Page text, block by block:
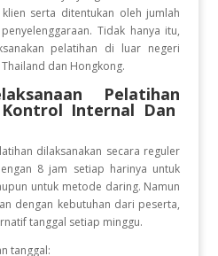
serta ditentukan oleh jumlah
Tidak hanya itu,
pelatihan di luar negeri
dan Hongkong.
Pelatihan
Internal Dan
dilaksanakan secara reguler
8 jam setiap harinya untuk
untuk metode daring. Namun
dengan kebutuhan dari peserta,
tanggal setiap minggu.
tanggal: